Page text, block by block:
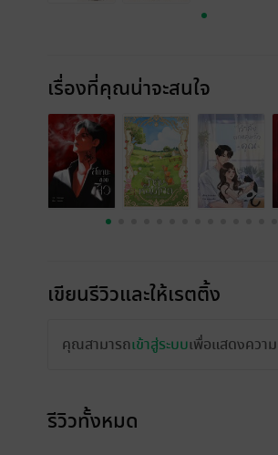
เรื่องที่คุณน่าจะสนใจ
เขียนรีวิวและให้เรตติ้ง
คุณสามารถเข้าสู่ระบบเพื่อแสดงควา
รีวิวทั้งหมด